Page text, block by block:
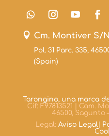
 Cm. Montiver S/N
Pol. 31 Parc. 335,
(Spain)
Tarongino, una marca
Cif: F97813521 | Cam.
46500, Sagunto
Legal: Aviso Legal|